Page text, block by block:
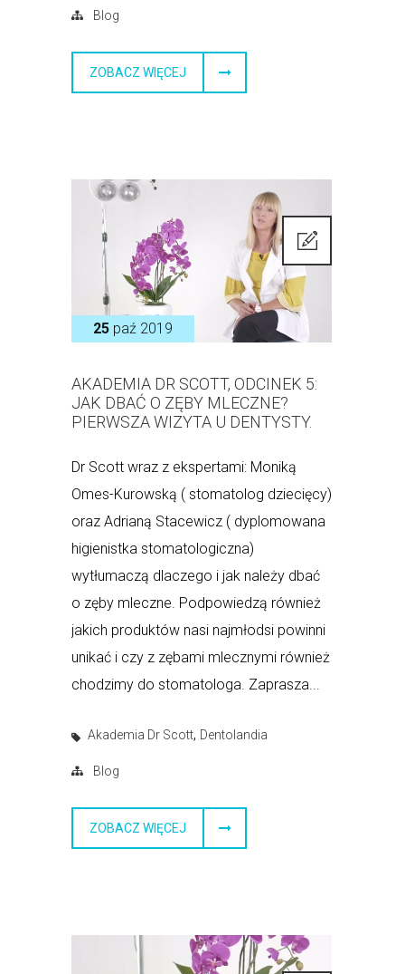
Blog
ZOBACZ WIĘCEJ
25 paź 2019
AKADEMIA DR SCOTT, ODCINEK 5:
JAK DBAĆ O ZĘBY MLECZNE?
PIERWSZA WIZYTA U DENTYSTY.
Dr Scott wraz z ekspertami: Moniką
Omes-Kurowską ( stomatolog dziecięcy)
oraz Adrianą Stacewicz ( dyplomowana
higienistka stomatologiczna)
wytłumaczą dlaczego i jak należy dbać
o zęby mleczne. Podpowiedzą również
jakich produktów nasi najmłodsi powinni
unikać i czy z zębami mlecznymi również
chodzimy do stomatologa. Zaprasza...
Akademia Dr Scott, Dentolandia
Blog
ZOBACZ WIĘCEJ